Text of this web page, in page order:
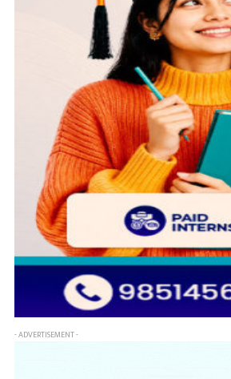
- ADVERTISEMENT -